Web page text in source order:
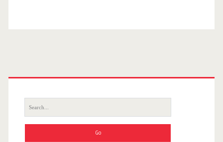
Search
for: